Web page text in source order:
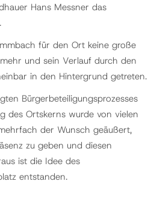
Hans Messner das
für den Ort keine große
und sein Verlauf durch den
in den Hintergrund getreten.
Bürgerbeteiligungsprozesses
des Ortskerns wurde von vielen
der Wunsch geäußert,
zu geben und diesen
ist die Idee des
entstanden.